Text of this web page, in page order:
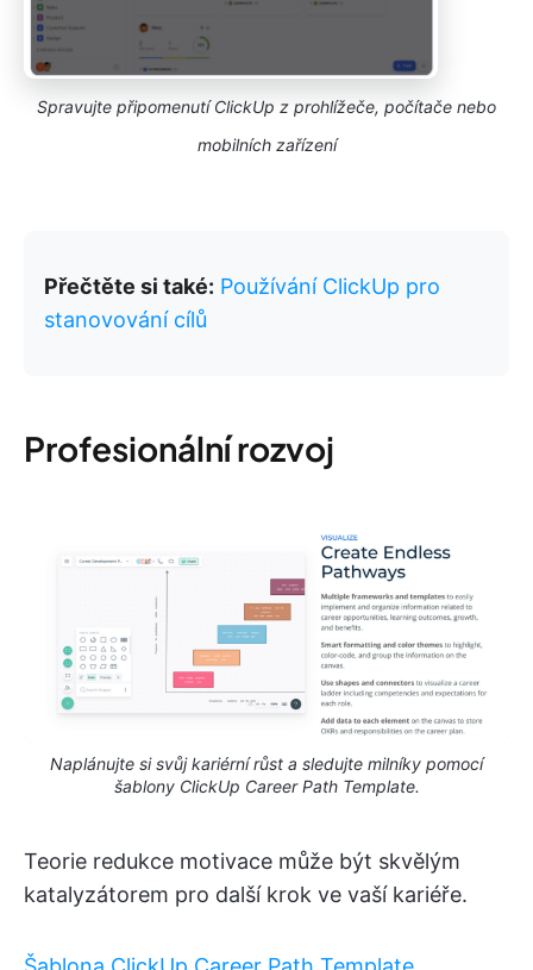
Spravujte připomenutí ClickUp z prohlížeče, počítače nebo
mobilních zařízení
Přečtěte si také: Používání ClickUp pro
stanovování cílů
Profesionální rozvoj
Naplánujte si svůj kariérní růst a sledujte milníky pomocí
šablony ClickUp Career Path Template.
Teorie redukce motivace může být skvělým
katalyzátorem pro další krok ve vaší kariéře.